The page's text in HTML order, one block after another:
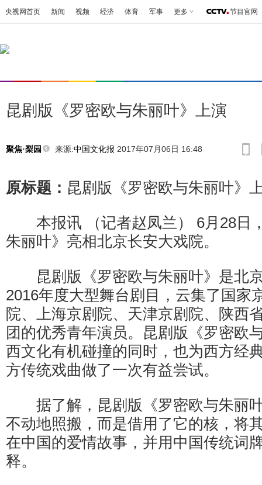
央视网首页 新闻 视频 经济 体育 军事 更多 节目官网
昆剧版《罗密欧与朱丽叶》上演
聚焦·梨园 来源:中国文化报 2017年07月06日 16:48
原标题： 昆剧版《罗密欧与朱丽叶》
本报讯 （记者赵凤兰） 6月28日
朱丽叶》亮相北京长安大戏院。
昆剧版《罗密欧与朱丽叶》是北
2016年度大型舞台剧目，云集了国家
院、上海京剧院、天津京剧院、陕西
团的优秀青年演员。昆剧版《罗密欧
西文化有机碰撞的同时，也为西方经
方传统戏曲做了一次有益尝试。
据了解，昆剧版《罗密欧与朱丽
不动地照搬，而是借用了它的核，将
在中国的爱情故事，并用中国传统词
释。